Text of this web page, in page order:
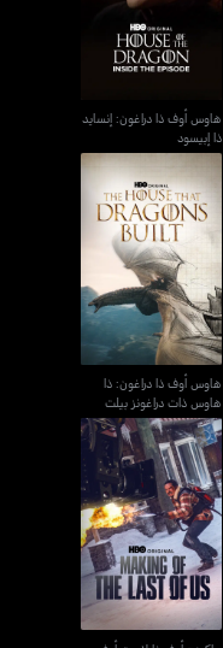
هاوس أوف ذا دراغون: إنسايد
ذا إبيسود
هاوس أوف ذا دراغون: ذا
هاوس ذات دراغونز بيلت
هاوس أوف ذا دراغون: ذا
هاوس ذات دراغونز بيلت
ماكينج أوف ذا لاست أوف
أص